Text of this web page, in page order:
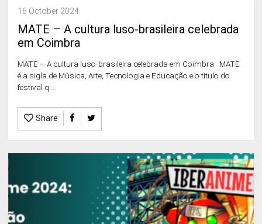
16 October 2024
MATE – A cultura luso-brasileira celebrada
em Coimbra
MATE – A cultura luso-brasileira celebrada em Coimbra MATE
é a sigla de Música, Arte, Tecnologia e Educação e o título do
festival q ...
Share